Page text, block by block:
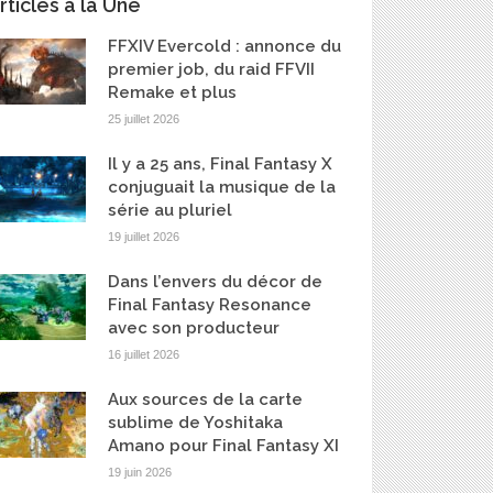
à la Une
FFXIV Evercold : annonce du
premier job, du raid FFVII
Remake et plus
25 juillet 2026
Il y a 25 ans, Final Fantasy X
conjuguait la musique de la
série au pluriel
19 juillet 2026
Dans l’envers du décor de
Final Fantasy Resonance
avec son producteur
16 juillet 2026
Aux sources de la carte
sublime de Yoshitaka
Amano pour Final Fantasy XI
19 juin 2026